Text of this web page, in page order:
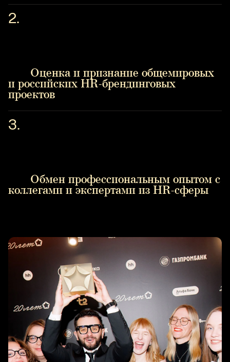
Оценка и признание общемировых
и российских HR-брендинговых
проектов
Обмен профессиональным опытом с
коллегами и экспертами из HR-сферы